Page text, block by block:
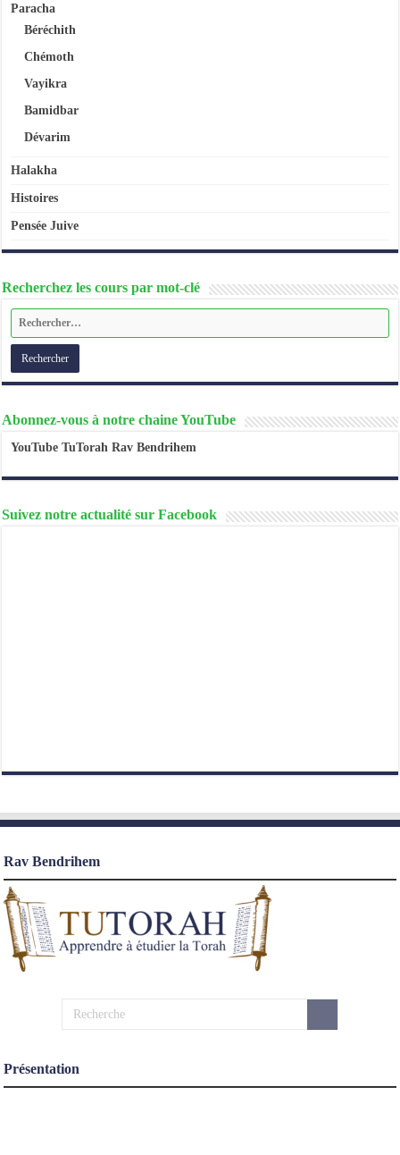
Paracha
Béréchith
Chémoth
Vayikra
Bamidbar
Dévarim
Halakha
Histoires
Pensée Juive
Recherchez les cours par mot-clé
Abonnez-vous à notre chaine YouTube
YouTube TuTorah Rav Bendrihem
Suivez notre actualité sur Facebook
Rav Bendrihem
Présentation